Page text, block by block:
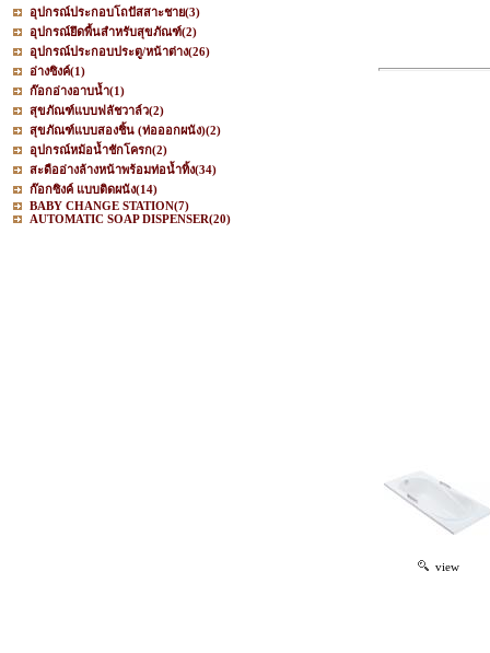
อุปกรณ์ประกอบโถปัสสาะชาย(3)
อุปกรณ์ยึดพื้นสำหรับสุขภัณฑ์(2)
อุปกรณ์ประกอบประตู/หน้าต่าง(26)
อ่างซิงค์(1)
ก๊อกอ่างอาบน้ำ(1)
สุขภัณฑ์แบบฟลัชวาล์ว(2)
สุขภัณฑ์แบบสองชิ้น (ท่อออกผนัง)(2)
อุปกรณ์หม้อน้ำชักโครก(2)
สะดืออ่างล้างหน้าพร้อมท่อน้ำทิ้ง(34)
ก๊อกซิงค์ แบบติดผนัง(14)
BABY CHANGE STATION(7)
AUTOMATIC SOAP DISPENSER(20)
view